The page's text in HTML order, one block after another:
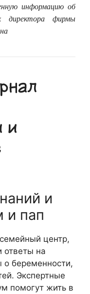
информацию об
директора фирмы
и
и
и пап
центр,
ответы на
беременности,
Экспертные
помогут жить в